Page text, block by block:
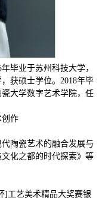
毕业于苏州科技大学，
获硕士学位。2018年毕
大学数字艺术学院，任
创作
陶瓷艺术的融合发展与
化之都的时代探索》等
]工艺美术精品大奖赛银